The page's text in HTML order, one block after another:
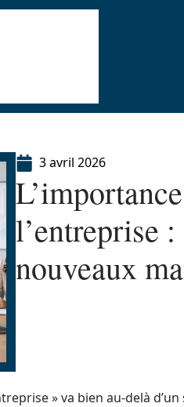
3 avril 2026
l’entreprise
nouveaux
» va bien au-delà